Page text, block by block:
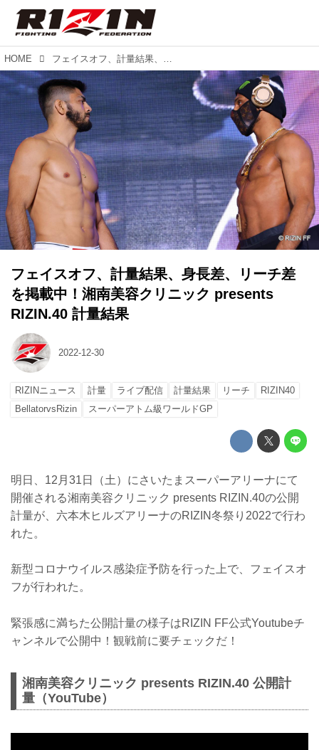
HOME フェイスオフ、計量結果、身長差、リーチ差を掲載中！湘南美容クリニック presents RIZIN.40 計量結果
フェイスオフ、計量結果、身長差、リーチ差
を掲載中！湘南美容クリニック presents
RIZIN.40 計量結果
2022-12-30
RIZINニュース 計量 ライブ配信 計量結果 リーチ
RIZIN40
BellatorvsRizin
スーパーアトム級ワールドGP
明日、12月31日（土）にさいたまスーパーアリーナにて
開催される湘南美容クリニック presents RIZIN.40の公開
計量が、六本木ヒルズアリーナのRIZIN冬祭り2022で行わ
れた。
新型コロナウイルス感染症予防を行った上で、フェイスオ
フが行われた。
緊張感に満ちた公開計量の様子はRIZIN FF公式Youtubeチ
ャンネルで公開中！観戦前に要チェックだ！
湘南美容クリニック presents RIZIN.40 公開計
量（YouTube）